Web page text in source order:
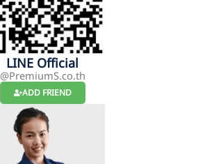
LINE Official
@PremiumS.co.th
ADD FRIEND